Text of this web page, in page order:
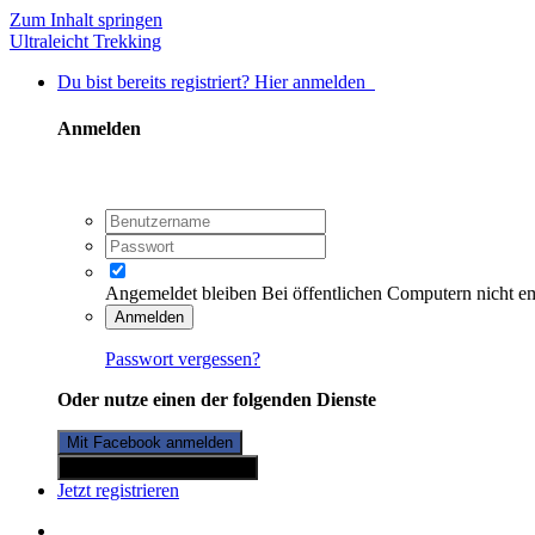
Zum Inhalt springen
Ultraleicht Trekking
Du bist bereits registriert? Hier anmelden
Anmelden
Angemeldet bleiben Bei öffentlichen Computern nicht
Anmelden
Passwort vergessen?
Oder nutze einen der folgenden Dienste
Mit Facebook anmelden
Jetzt registrieren